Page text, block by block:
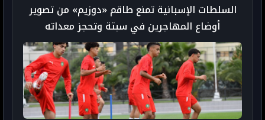
السلطات الإسبانية تمنع طاقم «دوزيم» من تصوير
أوضاع المهاجرين في سبتة وتحجز معداته